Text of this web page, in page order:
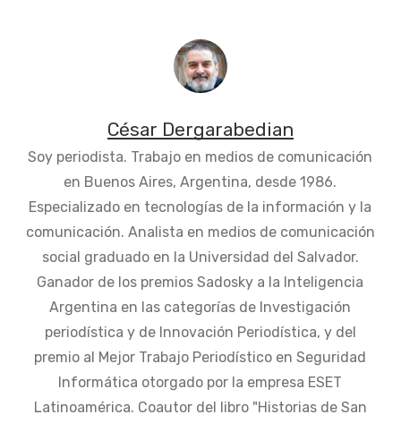
César Dergarabedian
Soy periodista. Trabajo en medios de comunicación
en Buenos Aires, Argentina, desde 1986.
Especializado en tecnologías de la información y la
comunicación. Analista en medios de comunicación
social graduado en la Universidad del Salvador.
Ganador de los premios Sadosky a la Inteligencia
Argentina en las categorías de Investigación
periodística y de Innovación Periodística, y del
premio al Mejor Trabajo Periodístico en Seguridad
Informática otorgado por la empresa ESET
Latinoamérica. Coautor del libro "Historias de San